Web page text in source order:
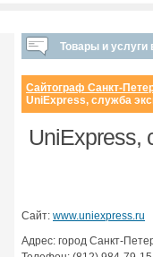
Товары и услуги
Сайтограф Санкт-
UniExpress, служба
UniExpress,
Сайт: www.uniexpress.ru
Адрес: город Санкт-